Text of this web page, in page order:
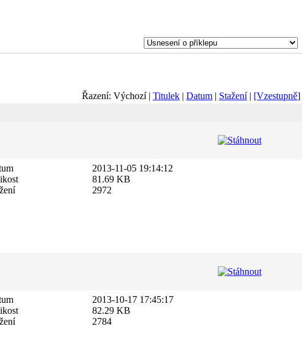
Řazení: Výchozí | Titulek | Datum | Stažení| [Vzestupně]
2013-11-05 19:14:12
81.69 KB
2972
2013-10-17 17:45:17
82.29 KB
2784